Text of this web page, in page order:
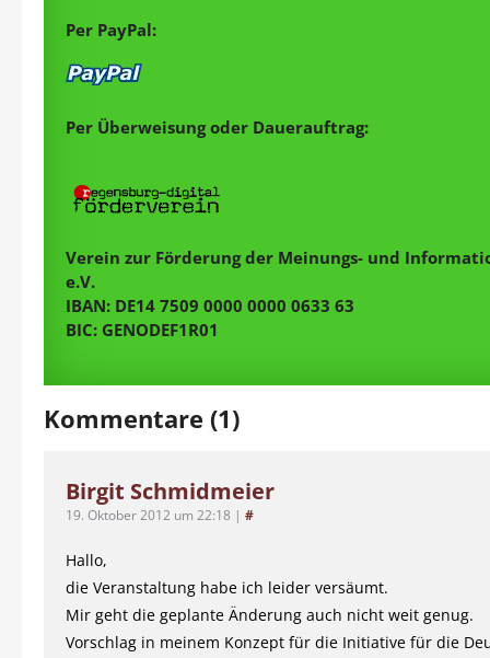
Per PayPal:
Per Überweisung oder Dauerauftrag:
Verein zur Förderung der Meinungs- und
e.V.
IBAN: DE14 7509 0000 0000 0633 63
BIC: GENODEF1R01
Kommentare (1)
Birgit Schmidmeier
19. Oktober 2012 um 22:18 | #
Hallo,
die Veranstaltung habe ich leider versäumt.
Mir geht die geplante Änderung auch nicht weit genug.
Vorschlag in meinem Konzept für die Initiative für die